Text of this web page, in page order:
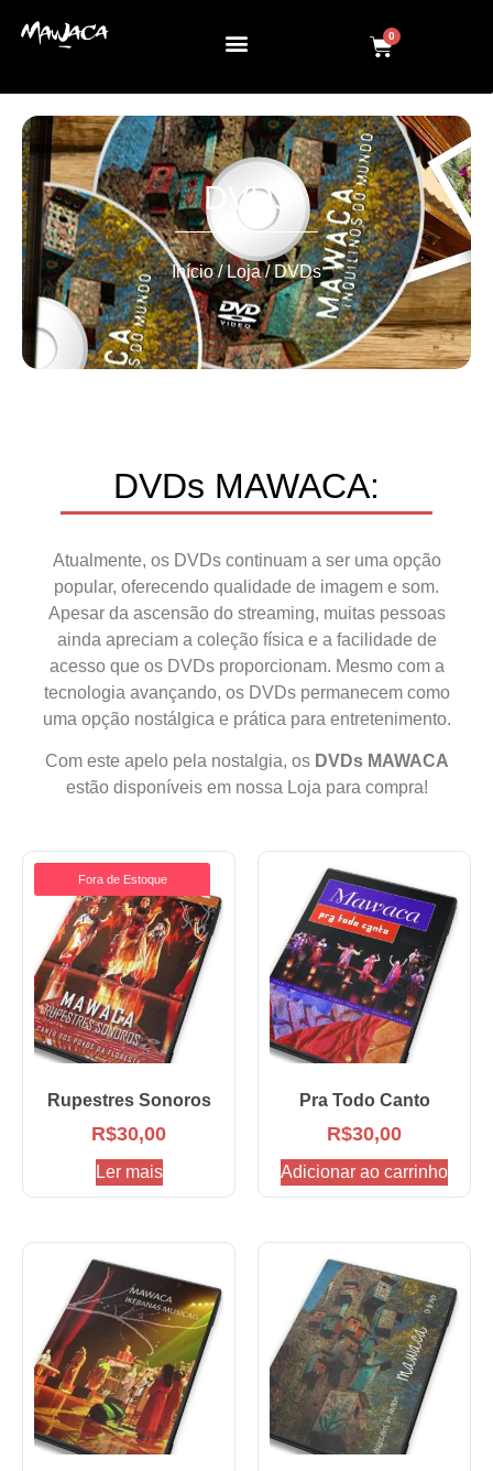
0
DVDs
Início/Loja/ DVDs
DVDs MAWACA:
Atualmente, os DVDs continuam a ser uma opção
popular, oferecendo qualidade de imagem e som.
Apesar da ascensão do streaming, muitas pessoas
ainda apreciam a coleção física e a facilidade de
acesso que os DVDs proporcionam. Mesmo com a
tecnologia avançando, os DVDs permanecem como
uma opção nostálgica e prática para entretenimento.
Com este apelo pela nostalgia, os DVDs MAWACA
estão disponíveis em nossa Loja para compra!
Rupestres Sonoros
R$30,00
Ler mais
Pra Todo Canto
R$30,00
Adicionar ao carrinho